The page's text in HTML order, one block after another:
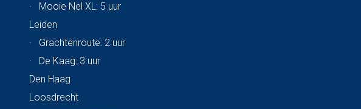
·
Mooie Nel XL: 5 uur
Leiden
·
Grachtenroute: 2 uur
·
De Kaag: 3 uur
Den Haag
Loosdrecht